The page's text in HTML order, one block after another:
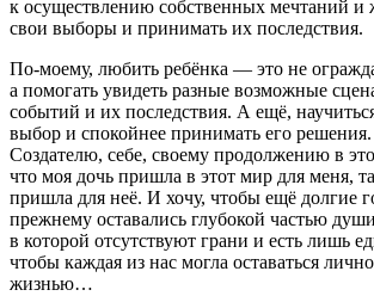
к осуществлению собственных мечтаний и
свои выборы и принимать их последствия.
По-моему, любить ребёнка — это не
а помогать увидеть разные возможные
событий и их последствия. А ещё,
выбор и спокойнее принимать его
Создателю, себе, своему продолжению в
что моя дочь пришла в этот мир для меня,
пришла для неё. И хочу, чтобы ещё долгие
прежнему оставались глубокой частью
в которой отсутствуют грани и есть лишь
чтобы каждая из нас могла оставаться
жизнью…